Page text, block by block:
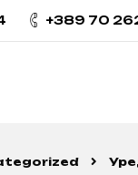
+389 70